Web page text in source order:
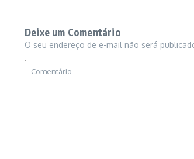
Deixe um Comentário
O seu endereço de e-mail não será